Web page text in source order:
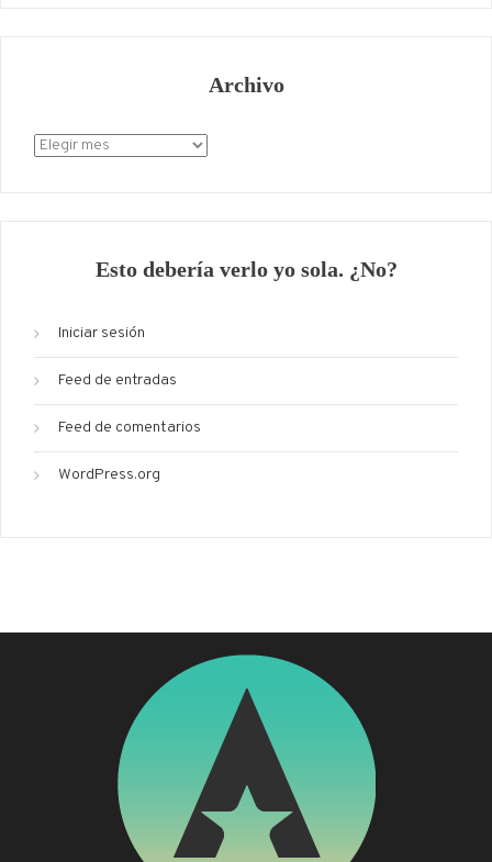
Archivo
Archivo
Esto debería verlo yo sola. ¿No?
Iniciar sesión
Feed de entradas
Feed de comentarios
WordPress.org